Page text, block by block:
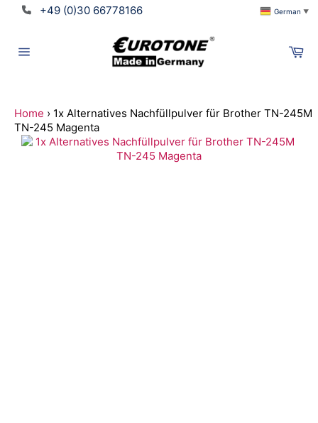
Direkt
+49 (0)30 66778166 German ▼
Home › 1x Alternatives Nachfüllpulver für Brother TN-245M
TN-245 Magenta
Suchen